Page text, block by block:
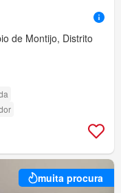
de Montijo, Distrito
muita procura